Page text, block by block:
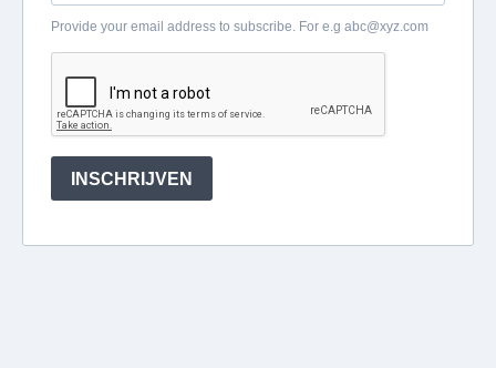
Provide your email address to subscribe. For e.g abc@xyz.com
INSCHRIJVEN